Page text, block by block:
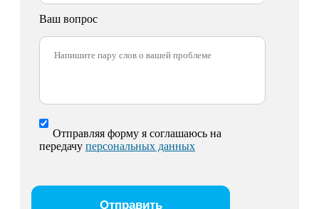
Ваш вопрос
Отправляя форму я соглашаюсь на
передачу персональных данных